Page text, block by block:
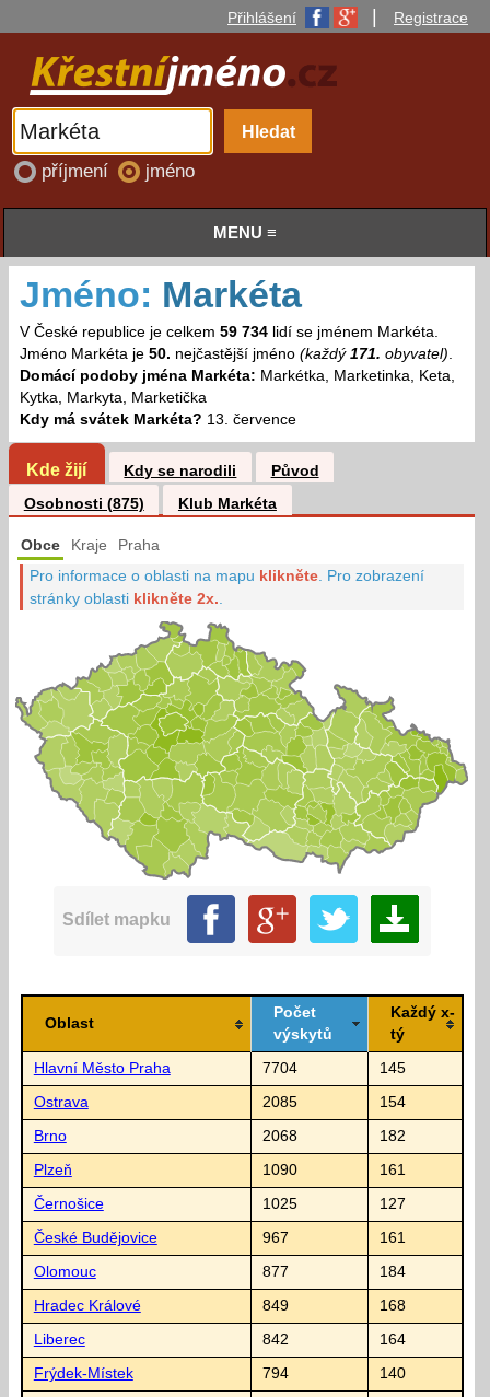
Přihlášení Registrace
příjmení jméno
MENU ≡
Jméno: Markéta
V České republice je celkem 59 734lidí se jménem Markéta.
Jméno Markéta je 50. nejčastější jméno (každý 171. obyvatel).
Domácí podoby jména Markéta: Markétka, Marketinka, Keta,
Kytka, Markyta, Marketička
Kdy má svátek Markéta? 13. července
Kde žijí Kdy se narodili
Původ
Osobnosti (875)
Klub Markéta
Obce Kraje Praha
Pro informace o oblasti na mapu klikněte Pro zobrazení
stránky oblasti klikněte 2x.
Sdílet mapku
Oblast
Počet
výskytů
Každý x-
tý
Hlavní Město Praha 7704 145
Ostrava 2085 154
Brno 2068 182
Plzeň 1090 161
Černošice 1025 127
České Budějovice 967 161
Olomouc 877 184
Hradec Králové 849 168
Liberec 842 164
Frýdek-Místek 794 140